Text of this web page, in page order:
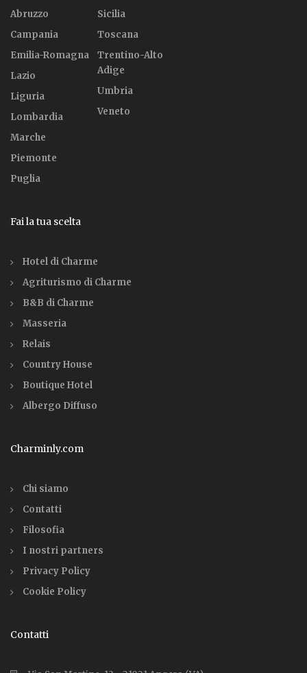
Abruzzo
Campania
Emilia-Romagna
Lazio
Liguria
Lombardia
Marche
Piemonte
Puglia
Sicilia
Toscana
Trentino-Alto
Adige
Umbria
Veneto
Fai la tua scelta
Hotel di Charme
Agriturismo di Charme
B&B di Charme
Masseria
Relais
Country House
Boutique Hotel
Albergo Diffuso
Charminly.com
Chi siamo
Contatti
Filosofia
I nostri partners
Privacy Policy
Cookie Policy
Contatti